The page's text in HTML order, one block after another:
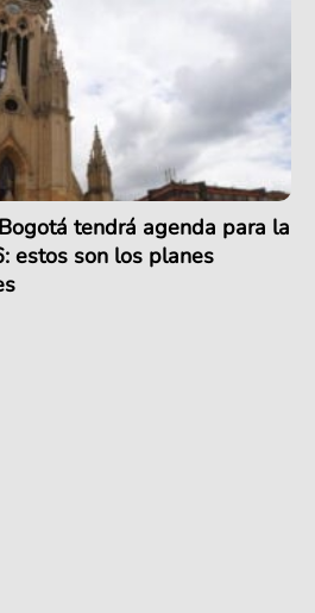
tendrá agenda para la
estos son los planes